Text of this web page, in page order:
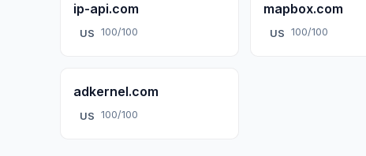
ip-api.com
US 100/100
mapbox.com
US 100/100
adkernel.com
US 100/100